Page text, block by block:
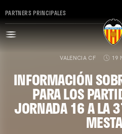
PARTNERS PRINCIPALES
VALENCIA CF 19
INFORMACIÓN
PARA LOS
JORNADA 16 A LA